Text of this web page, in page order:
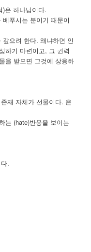
은 하나님이다.
푸시는 분이기 때문이
으려 한다. 왜냐하면 인
하기 마련이고, 그 권력
을 받으면 그것에 상응하
재 자체가 선물이다. 은
는 (hate)반응을 보이는
.